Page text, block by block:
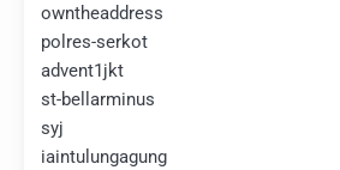
owntheaddress
polres-serkot
advent1jkt
st-bellarminus
syj
iaintulungagung